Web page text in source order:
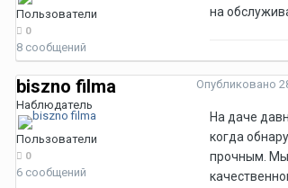
Пользователи
0
8 сообщений
на
biszno filma
Наблюдатель
Пользователи
0
6 сообщений
Опубликовано
На даче
когда
прочным. Мы